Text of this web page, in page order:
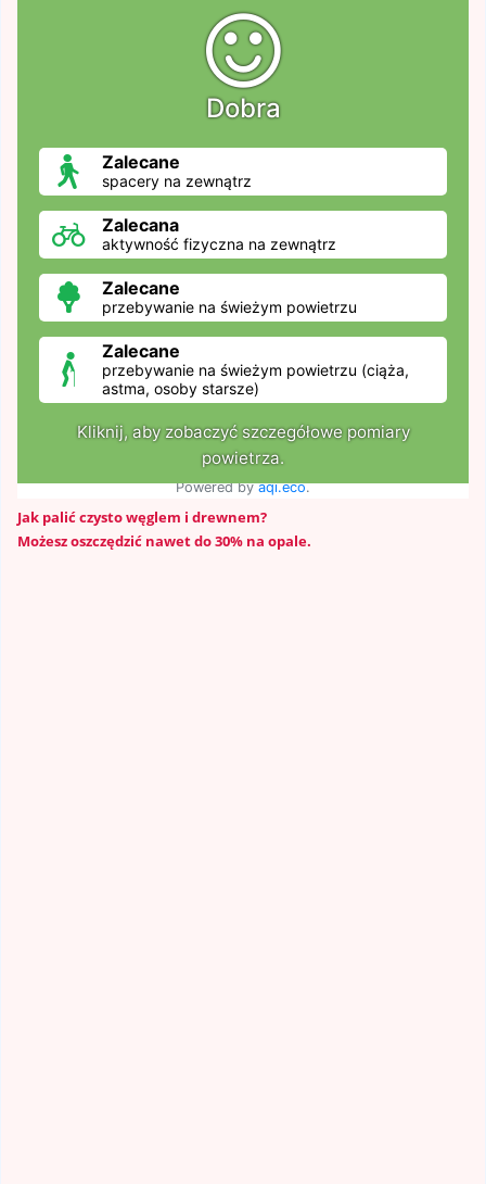
Jak palić czysto węglem i drewnem?
Możesz oszczędzić nawet do 30% na opale.